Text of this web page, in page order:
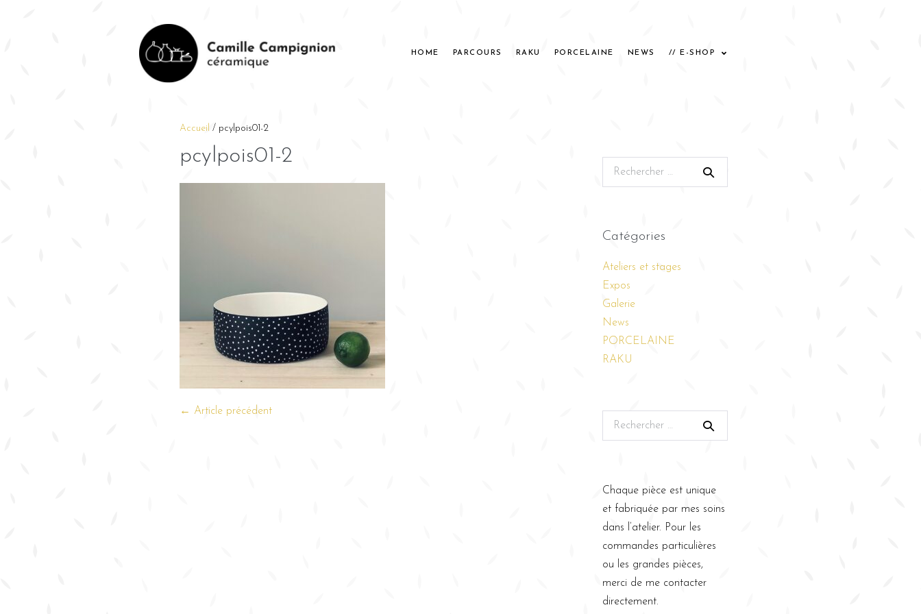
HOME PARCOURS RAKU PORCELAINE NEWS // E-SHOP
Accueil / pcylpois01-2
pcylpois01-2
← Article précédent
Catégories
Ateliers et stages
Expos
Galerie
News
PORCELAINE
RAKU
Chaque pièce est unique
et fabriquée par mes soins
dans l’atelier. Pour les
commandes particulières
ou les grandes pièces,
merci de me contacter
directement.